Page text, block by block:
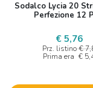
Sodalco Lycia 20
Perfezione 12
€ 5,76
Prz. listino €
Prima era €